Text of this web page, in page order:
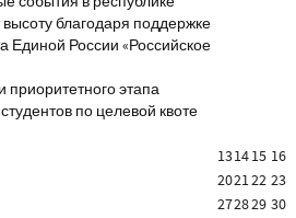
благодаря поддержке
Единой России «Российское
приоритетного этапа
по целевой квоте
131415 16
202122 23
272829 30